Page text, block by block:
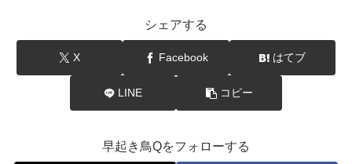
シェアする
X Facebook はてブ
LINE コピー
早起き鳥Qをフォローする